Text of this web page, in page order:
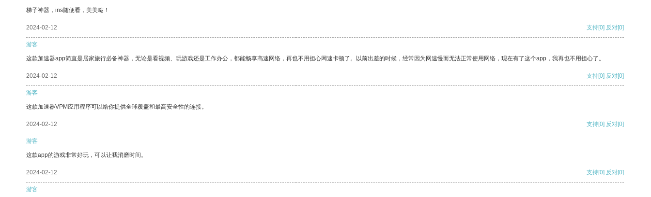
梯子神器，ins随便看，美美哒！
2024-02-12 支持[0] 反对[0]
游客
这款加速器app简直是居家旅行必备神器，无论是看视频、玩游戏还是工作办公，都能畅享高速网络，再也不用担心网速卡顿了。以前出差的时候，经常因为网速慢而无法正常使用网络，现在有了这个app，我再也不用担心了。
2024-02-12 支持[0] 反对[0]
游客
这款加速器VPM应用程序可以给你提供全球覆盖和最高安全性的连接。
2024-02-12 支持[0] 反对[0]
游客
这款app的游戏非常好玩，可以让我消磨时间。
2024-02-12 支持[0] 反对[0]
游客